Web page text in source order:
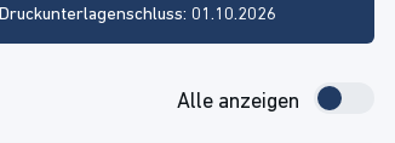
Druckunterlagenschluss: 01.10.2026
Alle anzeigen